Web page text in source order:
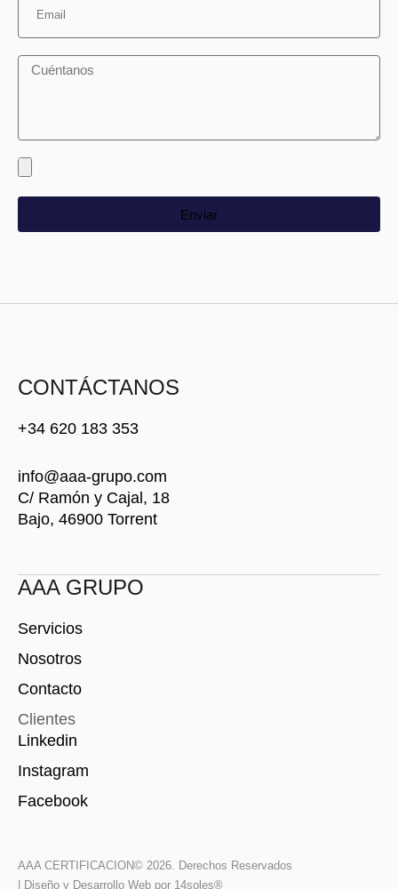
Enviar
CONTÁCTANOS
+34 620 183 353
info@aaa-grupo.com
C/ Ramón y Cajal, 18
Bajo, 46900 Torrent
AAA GRUPO
Servicios
Nosotros
Contacto
Clientes
Linkedin
Instagram
Facebook
AAA CERTIFICACION© 2026. Derechos Reservados
| Diseño y Desarrollo Web por 14soles®